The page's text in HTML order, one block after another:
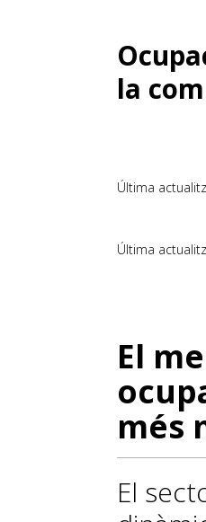
la
Última
Última
El
més
El